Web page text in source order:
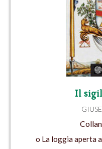
Il
o La loggia aperta